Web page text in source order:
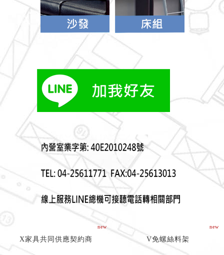
new
X家具共同供應契約商
new
V免螺絲料架